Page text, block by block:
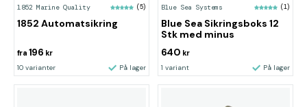
1852 Marine Quality (5)
1852 Automatsikring
fra 196 kr
10 varianter På lager
Blue Sea Systems (1)
Blue Sea Sikringsboks 12
Stk med minus
640 kr
1 variant På lager